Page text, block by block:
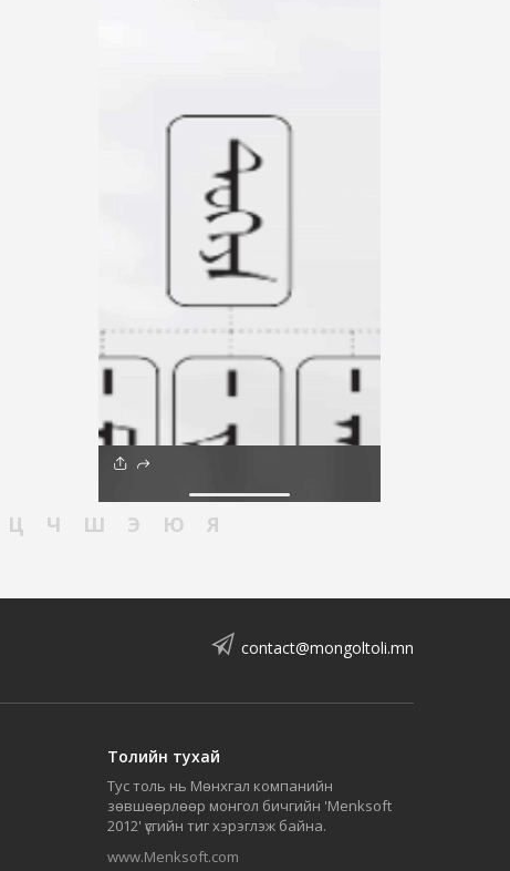
Ц Ч Ш Э Ю Я
contact@mongoltoli.mn
Толийн тухай
Тус толь нь Мөнхгал компанийн
зөвшөөрлөөр монгол бичгийн 'Menksoft
2012' үсгийн тиг хэрэглэж байна.
www.Menksoft.com